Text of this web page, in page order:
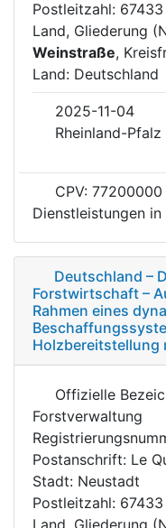
Postleitzahl: 67433
Land, Gliederung
Weinstraße,
Land: Deutschland
2025-11-04
Rheinland-Pfalz
CPV: 77200000
Dienstleistungen
Deutschland –
Forstwirtschaft –
Rahmen eines
Holzbereitstellung
Offizielle
Forstverwaltung
Postanschrift: Le
Stadt: Neustadt
Postleitzahl: 67433
Land, Gliederung